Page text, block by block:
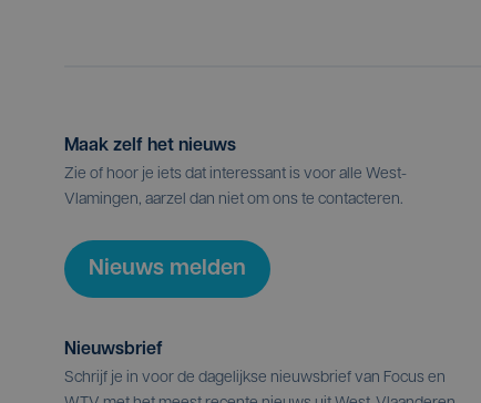
Maak zelf het nieuws
Zie of hoor je iets dat interessant is voor alle West-
Vlamingen, aarzel dan niet om ons te contacteren.
Nieuws melden
Nieuwsbrief
Schrijf je in voor de dagelijkse nieuwsbrief van Focus en